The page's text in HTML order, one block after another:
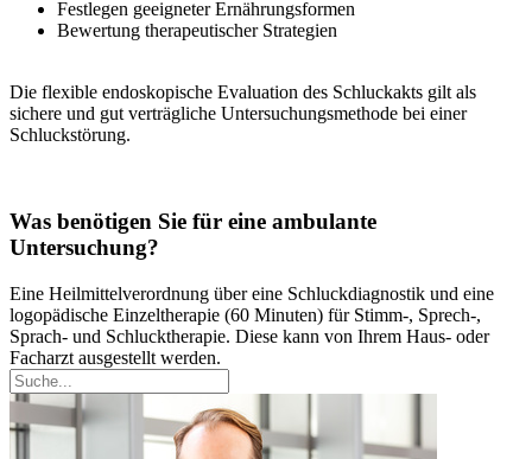
Festlegen geeigneter Ernährungsformen
Bewertung therapeutischer Strategien
Die flexible endoskopische Evaluation des Schluckakts gilt als
sichere und gut verträgliche Untersuchungsmethode bei einer
Schluckstörung.
Was benötigen Sie für eine ambulante
Untersuchung?
Eine Heilmittelverordnung über eine Schluckdiagnostik und eine
logopädische Einzeltherapie (60 Minuten) für Stimm-, Sprech-,
Sprach- und Schlucktherapie. Diese kann von Ihrem Haus- oder
Facharzt ausgestellt werden.